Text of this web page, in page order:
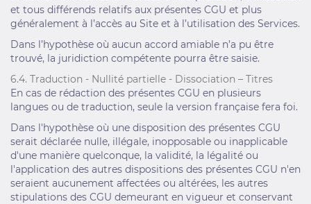
et tous différends relatifs aux présentes CGU et plus
généralement à l’accès au Site et à l’utilisation des Services.
Dans l’hypothèse où aucun accord amiable n’a pu être
trouvé, la juridiction compétente pourra être saisie.
6.4. Traduction - Nullité partielle - Dissociation – Titres
En cas de rédaction des présentes CGU en plusieurs
langues ou de traduction, seule la version française fera foi.
Dans l'hypothèse où une disposition des présentes CGU
serait déclarée nulle, illégale, inopposable ou inapplicable
d'une manière quelconque, la validité, la légalité ou
l'application des autres dispositions des présentes CGU n'en
seraient aucunement affectées ou altérées, les autres
stipulations des CGU demeurant en vigueur et conservant